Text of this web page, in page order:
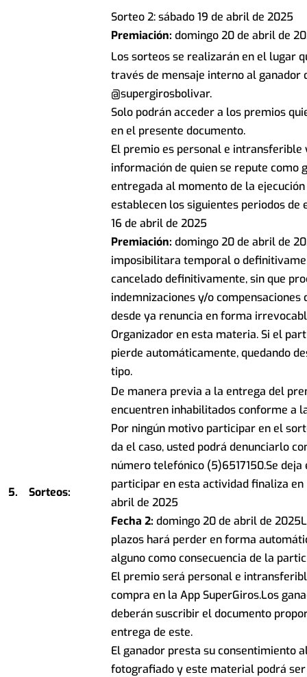
Sorteo 2: sábado 19 de abril de 2025
Premiación:domingo 20 de abril de
5.Sorteos:
Los sorteos se realizarán en el lugar
través de mensaje interno al ganador
@supergirosbolivar.
Solo podrán acceder a los premios
en el presente documento.
El premio es personal e
información de quien se repute como
entregada al momento de la
establecen los siguientes periodos de
16 de abril de 2025
Premiación:domingo 20 de abril de
imposibilitara temporal o
cancelado definitivamente, sin que
indemnizaciones y/o compensaciones
desde ya renuncia en forma
Organizador en esta materia. Si el
pierde automáticamente, quedando
tipo.
De manera previa a la entrega del
encuentren inhabilitados conforme a
Por ningún motivo participar en el
da el caso, usted podrá denunciarlo
número telefónico (5)6517150.Se
participar en esta actividad finaliza en
abril de 2025
Fecha 2:domingo 20 de abril de
plazos hará perder en forma
alguno como consecuencia de la
El premio será personal e
compra en la App SuperGiros.Los
deberán suscribir el documento
entrega de este.
El ganador presta su consentimiento
fotografiado y este material podrá